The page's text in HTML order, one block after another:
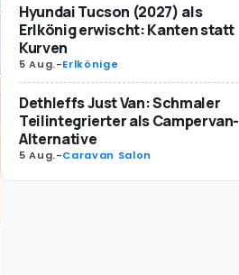
Hyundai Tucson (2027) als
Erlkönig erwischt: Kanten statt
Kurven
5 Aug.-Erlkönige
Dethleffs Just Van: Schmaler
Teilintegrierter als Campervan-
Alternative
5 Aug.-Caravan Salon